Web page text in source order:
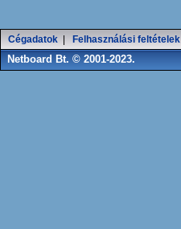
Cégadatok Felhasználási feltételek
Netboard Bt. © 2001-2023.